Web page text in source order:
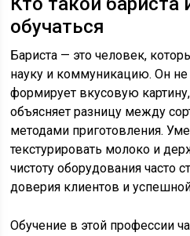
обучаться
Бариста — это человек,
науку и коммуникацию. Он не
формирует вкусовую
объясняет разницу между
методами приготовления.
текстурировать молоко и
чистоту оборудования часто
доверия клиентов и
Обучение в этой профессии